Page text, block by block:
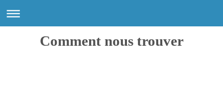
Comment nous trouver